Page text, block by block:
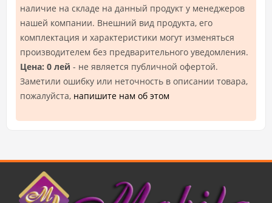
наличие на складе на данный продукт у менеджеров
нашей компании. Внешний вид продукта, его
комплектация и характеристики могут изменяться
производителем без предварительного уведомления.
Цена: 0 лей - не является публичной офертой.
Заметили ошибку или неточность в описании товара,
пожалуйста, напишите нам об этом